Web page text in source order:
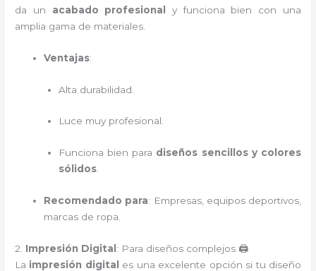
da un acabado profesional
y funciona bien con una
amplia gama de materiales.
Ventajas:
Alta durabilidad.
Luce muy profesional.
Funciona bien para diseños sencillos y colores
sólidos.
Recomendado para: Empresas, equipos deportivos,
marcas de ropa.
2. Impresión Digital : Para diseños complejos 🖨️
La impresión digital
es una excelente opción si tu diseño